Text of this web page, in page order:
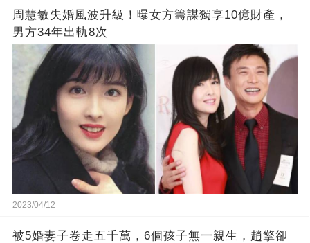
周慧敏失婚風波升級！曝女方籌謀獨享10億財產，
男方34年出軌8次
2023/04/12
被5婚妻子卷走五千萬，6個孩子無一親生，趙擎卻